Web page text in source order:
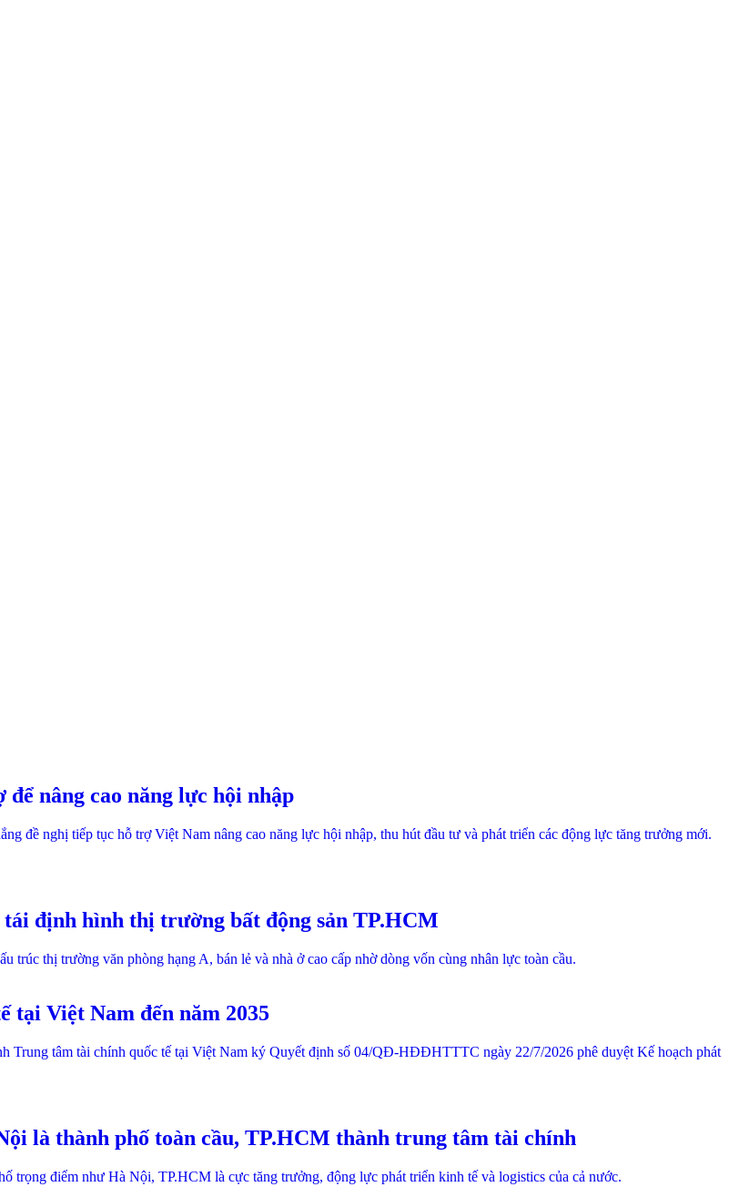
nâng cao năng lực hội nhập
đề nghị tiếp tục hỗ trợ Việt Nam nâng cao năng lực hội nhập, thu hút đầu tư và phát triển các động lực tăng trưởng mới.
định hình thị trường bất động sản TP.HCM
thị trường văn phòng hạng A, bán lẻ và nhà ở cao cấp nhờ dòng vốn cùng nhân lực toàn cầu.
tại Việt Nam đến năm 2035
Trung tâm tài chính quốc tế tại Việt Nam ký Quyết định số 04/QĐ-HĐĐHTTTC ngày 22/7/2026 phê duyệt Kế hoạch phát
là thành phố toàn cầu, TP.HCM thành trung tâm tài chính
trọng điểm như Hà Nội, TP.HCM là cực tăng trưởng, động lực phát triển kinh tế và logistics của cả nước.